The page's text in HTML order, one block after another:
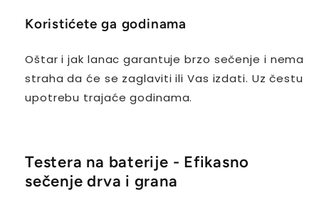
Koristićete ga godinama
Oštar i jak lanac garantuje brzo sečenje i nema
straha da će se zaglaviti ili Vas izdati. Uz čestu
upotrebu trajaće godinama.
Testera na baterije - Efikasno
sečenje drva i grana